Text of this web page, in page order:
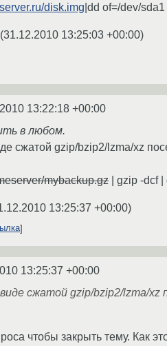
disk.img |dd of=/dev/sda1
(31.12.2010 13:25:03 +00:00)
13:22:18 +00:00
в любом.
сжатой gzip/bzip2/lzma/xz
mybackup.gz | gzip -dcf
13:25:37 +00:00)
13:25:37 +00:00
сжатой gzip/bzip2/lzma/xz
чтобы закрыть тему. Как